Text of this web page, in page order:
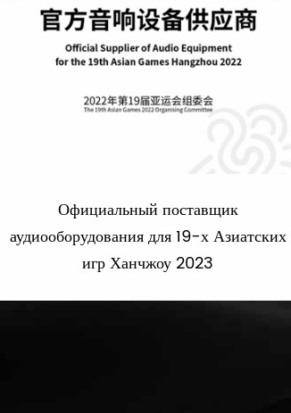
Официальный поставщик
аудиооборудования для 19-х Азиатских
игр Ханчжоу 2023